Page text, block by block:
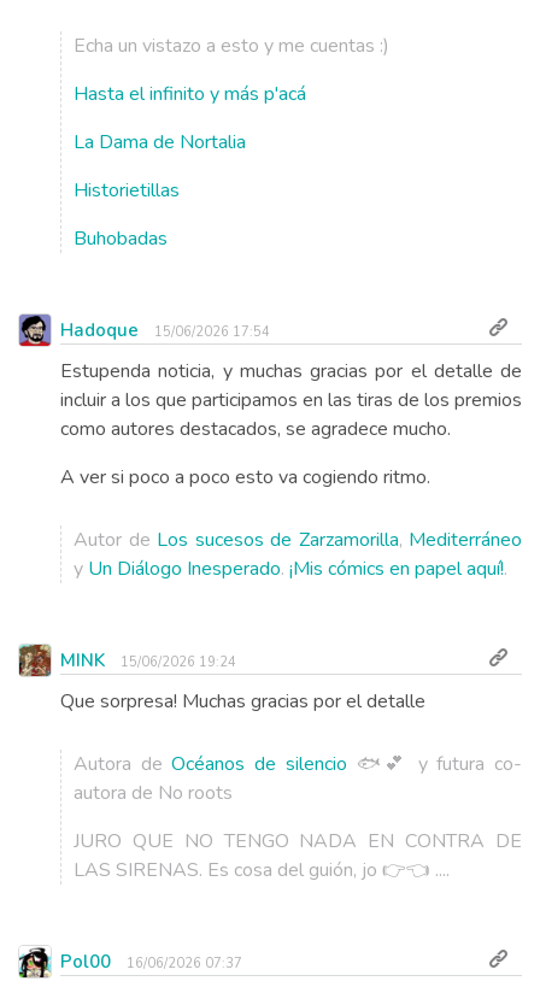
Echa un vistazo a esto y me cuentas :)
Hasta el infinito y más p'acá
La Dama de Nortalia
Historietillas
Buhobadas
Hadoque 15/06/2026 17:54
Estupenda noticia, y muchas gracias por el detalle de
incluir a los que participamos en las tiras de los premios
como autores destacados, se agradece mucho.
A ver si poco a poco esto va cogiendo ritmo.
Autor de Los sucesos de Zarzamorilla, Mediterráneo
y Un Diálogo Inesperado. ¡Mis cómics en papel aquí!.
MINK 15/06/2026 19:24
Que sorpresa! Muchas gracias por el detalle
Autora deOcéanos de silencio 🐟💕 y futura co-
autora de No roots
JURO QUE NO TENGO NADA EN CONTRA DE
LAS SIRENAS. Es cosa del guión, jo 👉👈 ....
Pol00 16/06/2026 07:37